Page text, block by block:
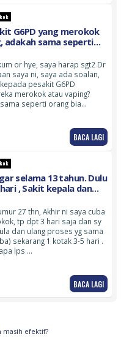
G6PD yang merokok
adakah sama seperti
berpenyakit atau
or hye, saya harap sgt2 Dr
saya ni, saya ada soalan,
pesakit G6PD
merokok atau vaping?
seperti orang bia…
BACA LAGI
selama 13 tahun. Dulu
, Sakit kepala dan
27 thn, Akhir ni saya cuba
tp dpt 3 hari saja dan sy
dan ulang proses yg sama
sekarang 1 kotak 3-5 hari .
lps …
BACA LAGI
masih efektif?